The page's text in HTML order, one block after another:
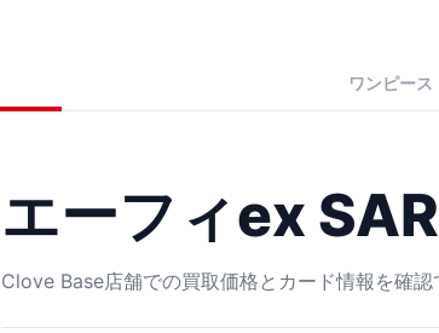
ワンピース
エーフィex
Clove Base店舗での買取価格とカード情報を確認